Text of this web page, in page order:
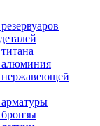
алюминия
нержавеющей
бронзы